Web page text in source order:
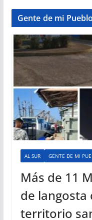
Gente de mi Pueblo
AL SUR GENTE DE MI
Más de 11
de langosta
territorio